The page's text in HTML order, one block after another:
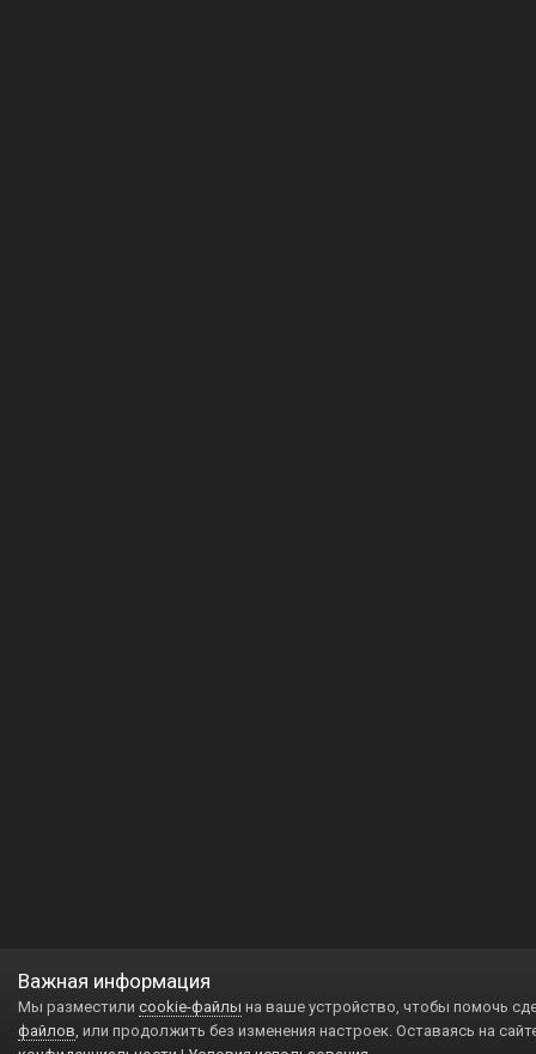
Важная информация
Мы разместили cookie-файлы на ваше устройство, чтобы помочь
файлов, или продолжить без изменения настроек. Оставаясь на